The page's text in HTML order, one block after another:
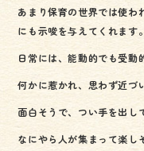
あまり保育の世界では使わ
にも示唆を与えてくれます。
日常には、能動的でも受動
何かに惹かれ、思わず近づ
面白そうで、つい手を出し
なにやら人が集まって楽し